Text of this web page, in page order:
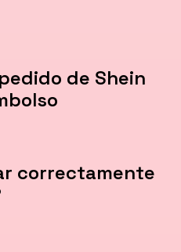
de Shein
correctamente